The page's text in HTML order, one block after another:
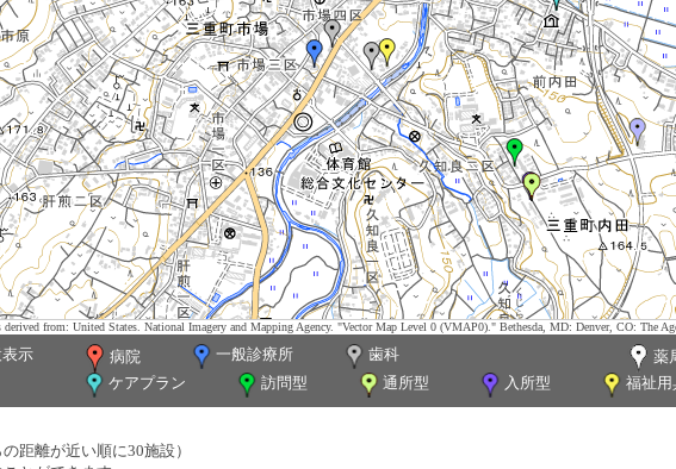
derived from: United States. National Imagery and Mapping Agency. "Vector Map Level 0 (VMAP0)." Bethesda, MD: Denver, CO: The
示 病院 一般診療所 歯科
薬
ケアプラン
訪問型 通所型 入所型 福祉用
距離が近い順に30施設）